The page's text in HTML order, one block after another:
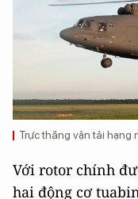
Trực thăng vận tải hạng
Với rotor chính
hai động cơ